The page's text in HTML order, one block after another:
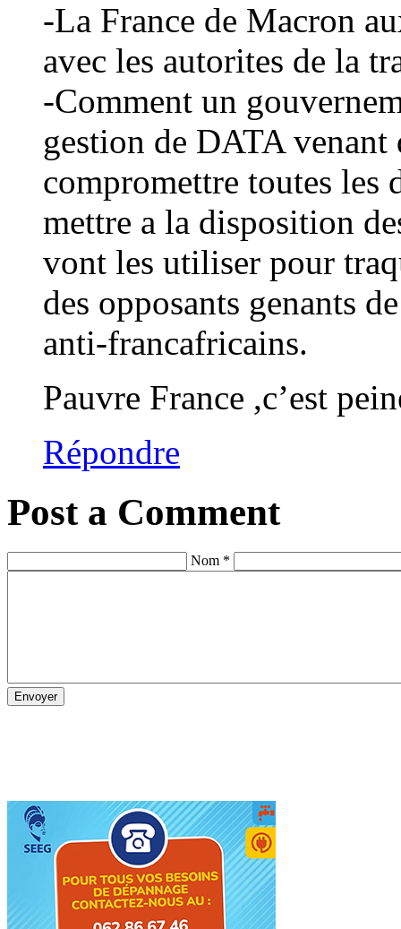
-La France de Macron
avec les autorites de la
-Comment un
gestion de DATA venant
compromettre toutes les
mettre a la disposition
vont les utiliser pour
des opposants genants
anti-francafricains.
Pauvre France ,c’est
Répondre
Post a Comment
Nom *